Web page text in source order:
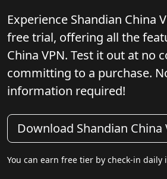
Experience Shandian China
free trial, offering all the
China VPN. Test it out at no
committing to a purchase.
information required!
Download Shandian China
You can earn free tier by check-in daily